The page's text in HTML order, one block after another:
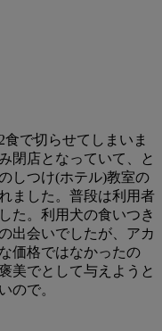
で切らせてしまいま
閉店となっていて、と
しつけ(ホテル)教室の
ました。普段は利用者
た。利用犬の食いつき
出会いでしたが、アカ
価格ではなかったの
美でとして与えようと
ので。